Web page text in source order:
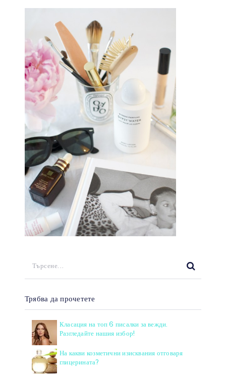
Трябва да прочетете
Класация на топ 6 писалки за вежди.
Разгледайте нашия избор!
На какви козметични изисквания отговаря
глицерината?